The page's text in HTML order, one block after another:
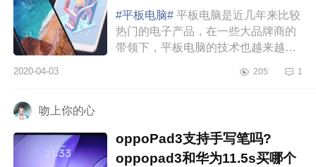
#平板电脑# 平板电脑是近几年来比较
热门的电子产品，在一些大品牌商的
带领下，平板电脑的技术也越来越成
了全新的感受。那么，平板电脑和笔
2020-04-03 205 1
吻上你的心
oppoPad3支持手写笔吗?
oppopad3和华为11.5s买哪个